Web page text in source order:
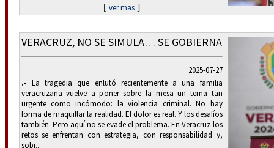
[ ver mas ]
VERACRUZ, NO SE SIMULA… SE GOBIERNA
2025-07-27
.- La tragedia que enlutó recientemente a una familia
veracruzana vuelve a poner sobre la mesa un tema tan
urgente como incómodo: la violencia criminal. No hay
forma de maquillar la realidad. El dolor es real. Y los desafíos
también. Pero aquí no se evade el problema. En Veracruz los
retos se enfrentan con estrategia, con responsabilidad y,
sobr...